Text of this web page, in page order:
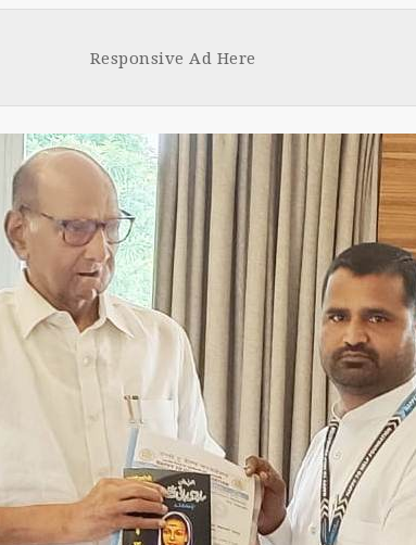
Face
Responsive Ad Here